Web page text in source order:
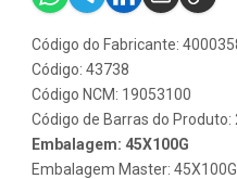
Código do Fabricante:
Código: 43738
Código NCM: 19053100
Código de Barras do Produto:
Embalagem: 45X100G
Embalagem Master: 45X100G